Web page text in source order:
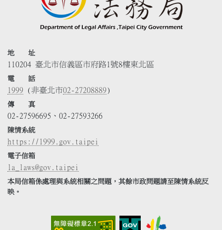
地 址
110204 臺北市信義區市府路1號8樓東北區
電 話
1999 (非臺北市02-27208889)
傳 真
02-27596695、02-27593266
陳情系統
https://1999.gov.taipei
電子信箱
la_laws@gov.taipei
本局信箱係處理與系統相關之問題，其餘市政問題請至陳情系統反
映。